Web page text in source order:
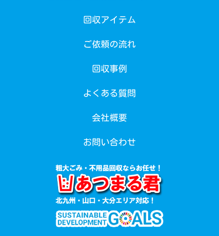
回収アイテム
ご依頼の流れ
回収事例
よくある質問
会社概要
お問い合わせ